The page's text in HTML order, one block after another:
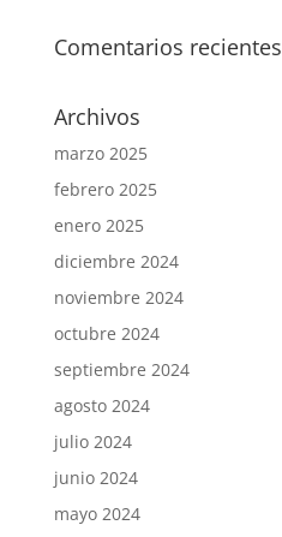
Comentarios recientes
Archivos
marzo 2025
febrero 2025
enero 2025
diciembre 2024
noviembre 2024
octubre 2024
septiembre 2024
agosto 2024
julio 2024
junio 2024
mayo 2024